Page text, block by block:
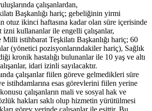
çalışanlardan,
Başkanlığı hariç; gebeliğinin yirmi
otuz ikinci haftasına kadar olan süre içerisinde
izni kullananlar ile engelli çalışanlar,
Milli istihbarat Teşkilatı Başkanlığı hariç; 60
(yönetici pozisyonlarındakiler hariç), Sağlık
kronik hastalığı bulunanlar ile 10 yaş ve altı
idari izinli sayılacaktır.
çalışanlar fiilen göreve gelmedikleri süre
istihdamlarına esas görevlerini fiilen yerine
çalışanların mali ve sosyal hak ve
hakları saklı olup hizmetin yürütülmesi